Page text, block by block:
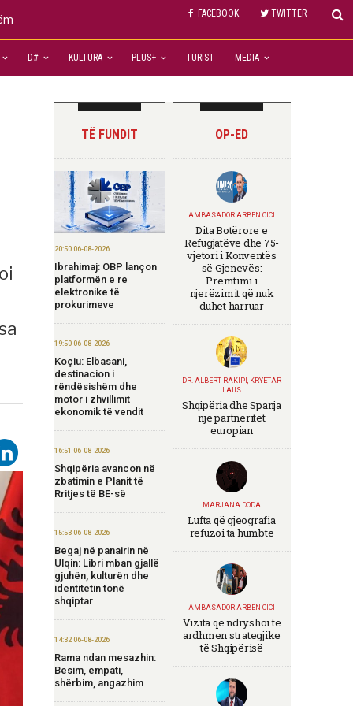
FACEBOOK TWITTER
D# KULTURA PLUS+ TURIST MEDIA
TË FUNDIT
20:50 06-08-2026
Ibrahimaj: OBP lançon
platformën e re
elektronike të
prokurimeve
19:50 06-08-2026
Koçiu: Elbasani,
destinacion i
rëndësishëm dhe
motor i zhvillimit
ekonomik të vendit
16:51 06-08-2026
Shqipëria avancon në
zbatimin e Planit të
Rritjes të BE-së
15:53 06-08-2026
Begaj në panairin në
Ulqin: Libri mban gjallë
gjuhën, kulturën dhe
identitetin tonë
shqiptar
14:32 06-08-2026
Rama ndan mesazhin:
Besim, empati,
shërbim, angazhim
OP-ED
AMBASADOR ARBEN CICI
Dita Botërore e
Refugjatëve dhe 75-
vjetori i Konventës
së Gjenevës:
Premtimi i
njerëzimit që nuk
duhet harruar
DR. ALBERT RAKIPI, KRYETAR
I AIIS
Shqipëria dhe Spanja
një partneritet
europian
MARJANA DODA
Lufta që gjeografia
refuzoi ta humbte
AMBASADOR ARBEN CICI
Vizita që ndryshoi të
ardhmen strategjike
të Shqipërisë